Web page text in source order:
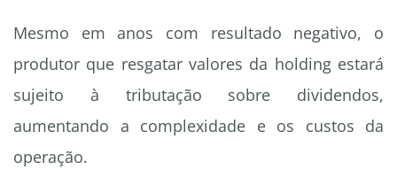
Mesmo em anos com resultado negativo, o
produtor que resgatar valores da holding estará
sujeito à tributação sobre dividendos,
aumentando a complexidade e os custos da
operação.